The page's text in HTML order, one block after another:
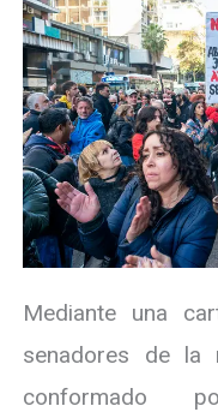
Mediante una
senadores de la
conformado